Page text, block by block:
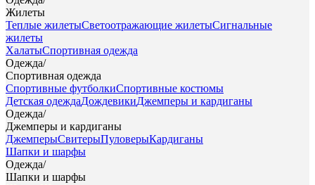
Жилеты
Теплые жилетыСветоотражающие жилетыСигнальные
жилеты
ХалатыСпортивная одежда
Одежда/
Спортивная одежда
Спортивные футболкиСпортивные костюмы
Детская одеждаДождевикиДжемперы и кардиганы
Одежда/
Джемперы и кардиганы
ДжемперыСвитерыПуловерыКардиганы
Шапки и шарфы
Одежда/
Шапки и шарфы